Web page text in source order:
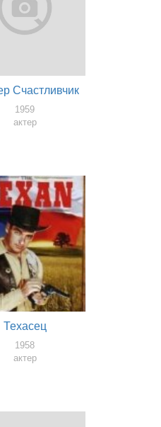
Счастливчик
1959
актер
Техасец
1958
актер